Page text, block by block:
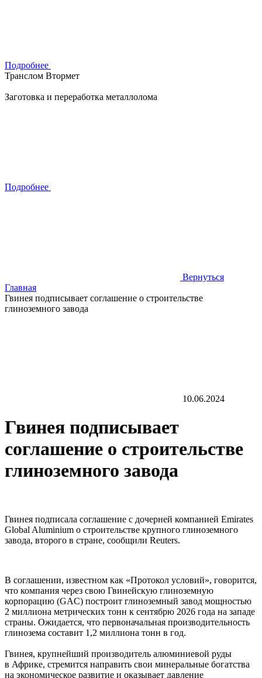
Подробнее
Транслом Втормет
Заготовка и переработка металлолома
Подробнее
Вернуться
Главная
Гвинея подписывает соглашение о строительстве
глиноземного завода
10.06.2024
Гвинея подписывает
соглашение о строительстве
глиноземного завода
Гвинея подписала соглашение с дочерней компанией Emirates
Global Aluminium о строительстве крупного глиноземного
завода, второго в стране, сообщили Reuters.
В соглашении, известном как «Протокол условий», говорится,
что компания через свою Гвинейскую глиноземную
корпорацию (GAC) построит глиноземный завод мощностью
2 миллиона метрических тонн к сентябрю 2026 года на западе
страны. Ожидается, что первоначальная производительность
глинозема составит 1,2 миллиона тонн в год.
Гвинея, крупнейший производитель алюминиевой руды
в Африке, стремится направить свои минеральные богатства
на экономическое развитие и оказывает давление